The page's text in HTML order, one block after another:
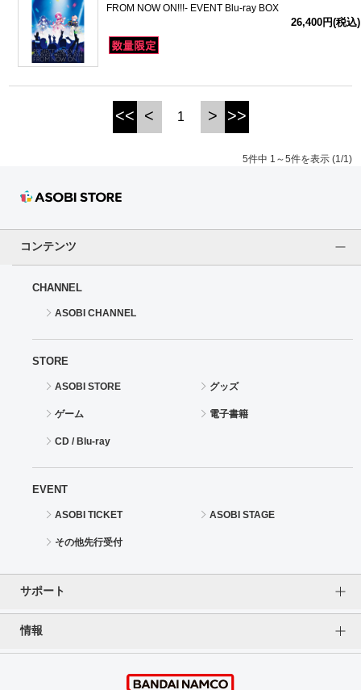
FROM NOW ON!!!- EVENT Blu-ray BOX
26,400円(税込)
<< < 1 > >>
5件中 1～5件を表示 (1/1)
コンテンツ
CHANNEL
ASOBI CHANNEL
STORE
ASOBI STORE グッズ
ゲーム 電子書籍
CD / Blu-ray
EVENT
ASOBI TICKET ASOBI STAGE
その他先行受付
サポート
情報
個人情報保護方針